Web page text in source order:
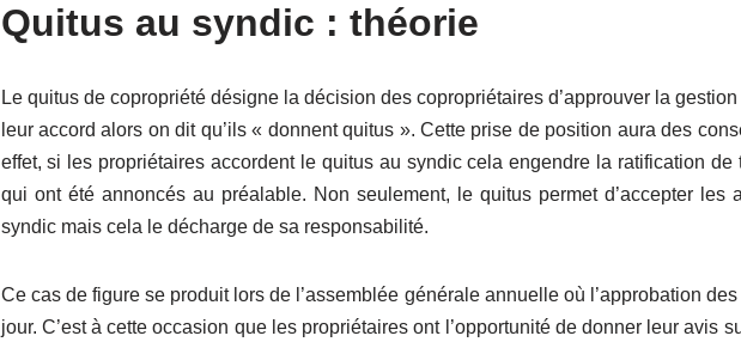
Quitus au syndic : théorie
Le quitus de copropriété désigne la décision des copropriétaires d’approuver la
leur accord alors on dit qu’ils « donnent quitus ». Cette prise de position aura des
effet, si les propriétaires accordent le quitus au syndic cela engendre la ratification
qui ont été annoncés au préalable. Non seulement, le quitus permet d’accepter les
syndic mais cela le décharge de sa responsabilité.
Ce cas de figure se produit lors de l’assemblée générale annuelle où l’approbation
jour. C’est à cette occasion que les propriétaires ont l’opportunité de donner leur avis